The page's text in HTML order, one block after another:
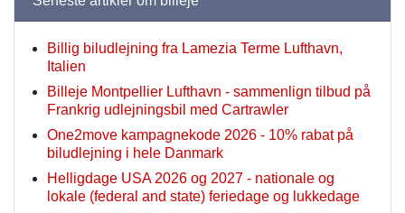
Billig biludlejning fra Lamezia Terme Lufthavn,
Italien
Billeje Montpellier Lufthavn - sammenlign tilbud på
Frankrig udlejningsbil med Cartrawler
One2move kampagnekode 2026 - 10% rabat på
biludlejning i hele Danmark
Helligdage USA 2026 og 2027 - nationale og
lokale (federal and state) feriedage og lukkedage